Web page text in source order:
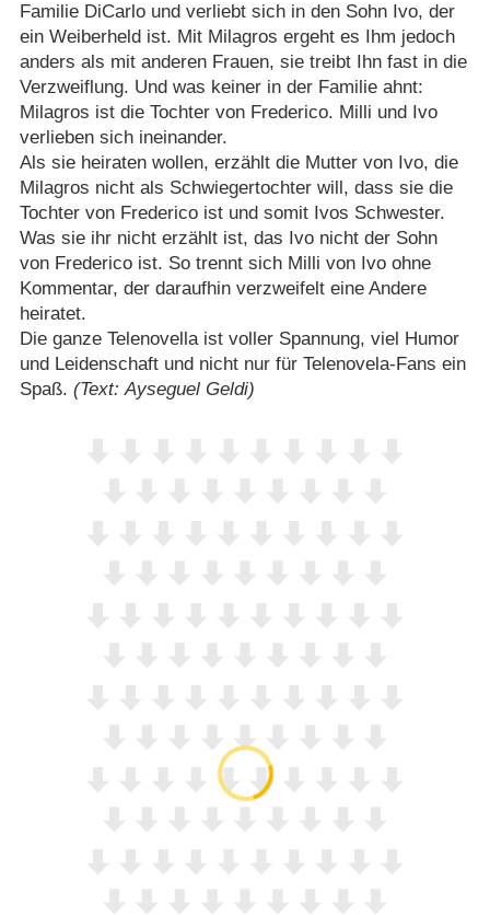
Familie DiCarlo und verliebt sich in den Sohn Ivo, der
ein Weiberheld ist. Mit Milagros ergeht es Ihm jedoch
anders als mit anderen Frauen, sie treibt Ihn fast in die
Verzweiflung. Und was keiner in der Familie ahnt:
Milagros ist die Tochter von Frederico. Milli und Ivo
verlieben sich ineinander.
Als sie heiraten wollen, erzählt die Mutter von Ivo, die
Milagros nicht als Schwiegertochter will, dass sie die
Tochter von Frederico ist und somit Ivos Schwester.
Was sie ihr nicht erzählt ist, das Ivo nicht der Sohn
von Frederico ist. So trennt sich Milli von Ivo ohne
Kommentar, der daraufhin verzweifelt eine Andere
heiratet.
Die ganze Telenovella ist voller Spannung, viel Humor
und Leidenschaft und nicht nur für Telenovela-Fans ein
Spaß. (Text: Ayseguel Geldi)